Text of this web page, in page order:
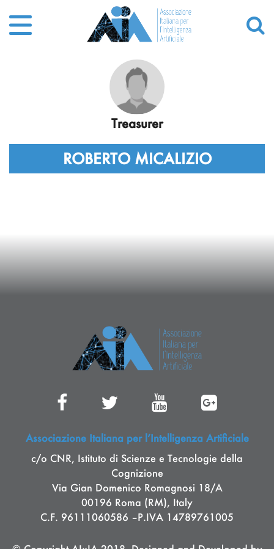
Treasurer
ROBERTO MICALIZIO
Associazione Italiana per l’Intelligenza Artificiale
c/o CNR, Istituto di Scienze e Tecnologie della
Cognizione
Via Gian Domenico Romagnosi 18/A
00196 Roma (RM), Italy
C.F. 96111060586 –P.IVA 14789761005